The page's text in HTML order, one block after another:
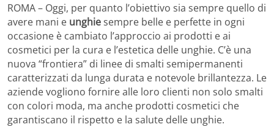
ROMA – Oggi, per quanto l’obiettivo sia sempre quello di
avere mani e unghiesempre belle e perfette in ogni
occasione è cambiato l’approccio ai prodotti e ai
cosmetici per la cura e l’estetica delle unghie. C’è una
nuova “frontiera” di linee di smalti semipermanenti
caratterizzati da lunga durata e notevole brillantezza. Le
aziende vogliono fornire alle loro clienti non solo smalti
con colori moda, ma anche prodotti cosmetici che
garantiscano il rispetto e la salute delle unghie.